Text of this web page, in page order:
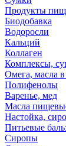
Продукты
Биодобавка
Водоросли
Кальций
Коллаген
Комплексы,
Омега, масла в
Полифенолы
Варенье, мед
Масла
Настойка,
Питьевые
Сиропы